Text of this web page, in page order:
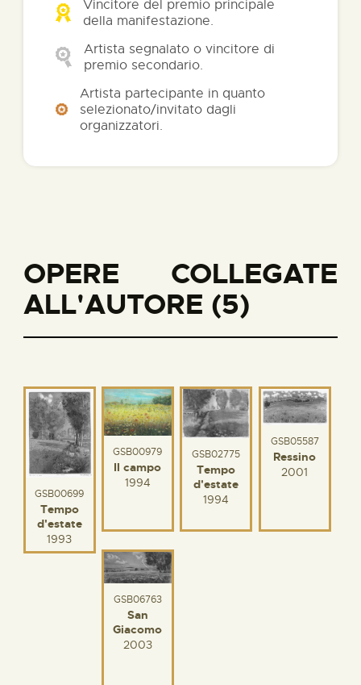
Vincitore del premio principale
della manifestazione.
Artista segnalato o vincitore di
premio secondario.
Artista partecipante in quanto
selezionato/invitato dagli
organizzatori.
OPERE COLLEGATE
ALL'AUTORE (5)
GSB00699
Tempo
d'estate
1993
GSB00979
Il campo
1994
GSB02775
Tempo
d'estate
1994
GSB05587
Ressino
2001
GSB06763
San
Giacomo
2003